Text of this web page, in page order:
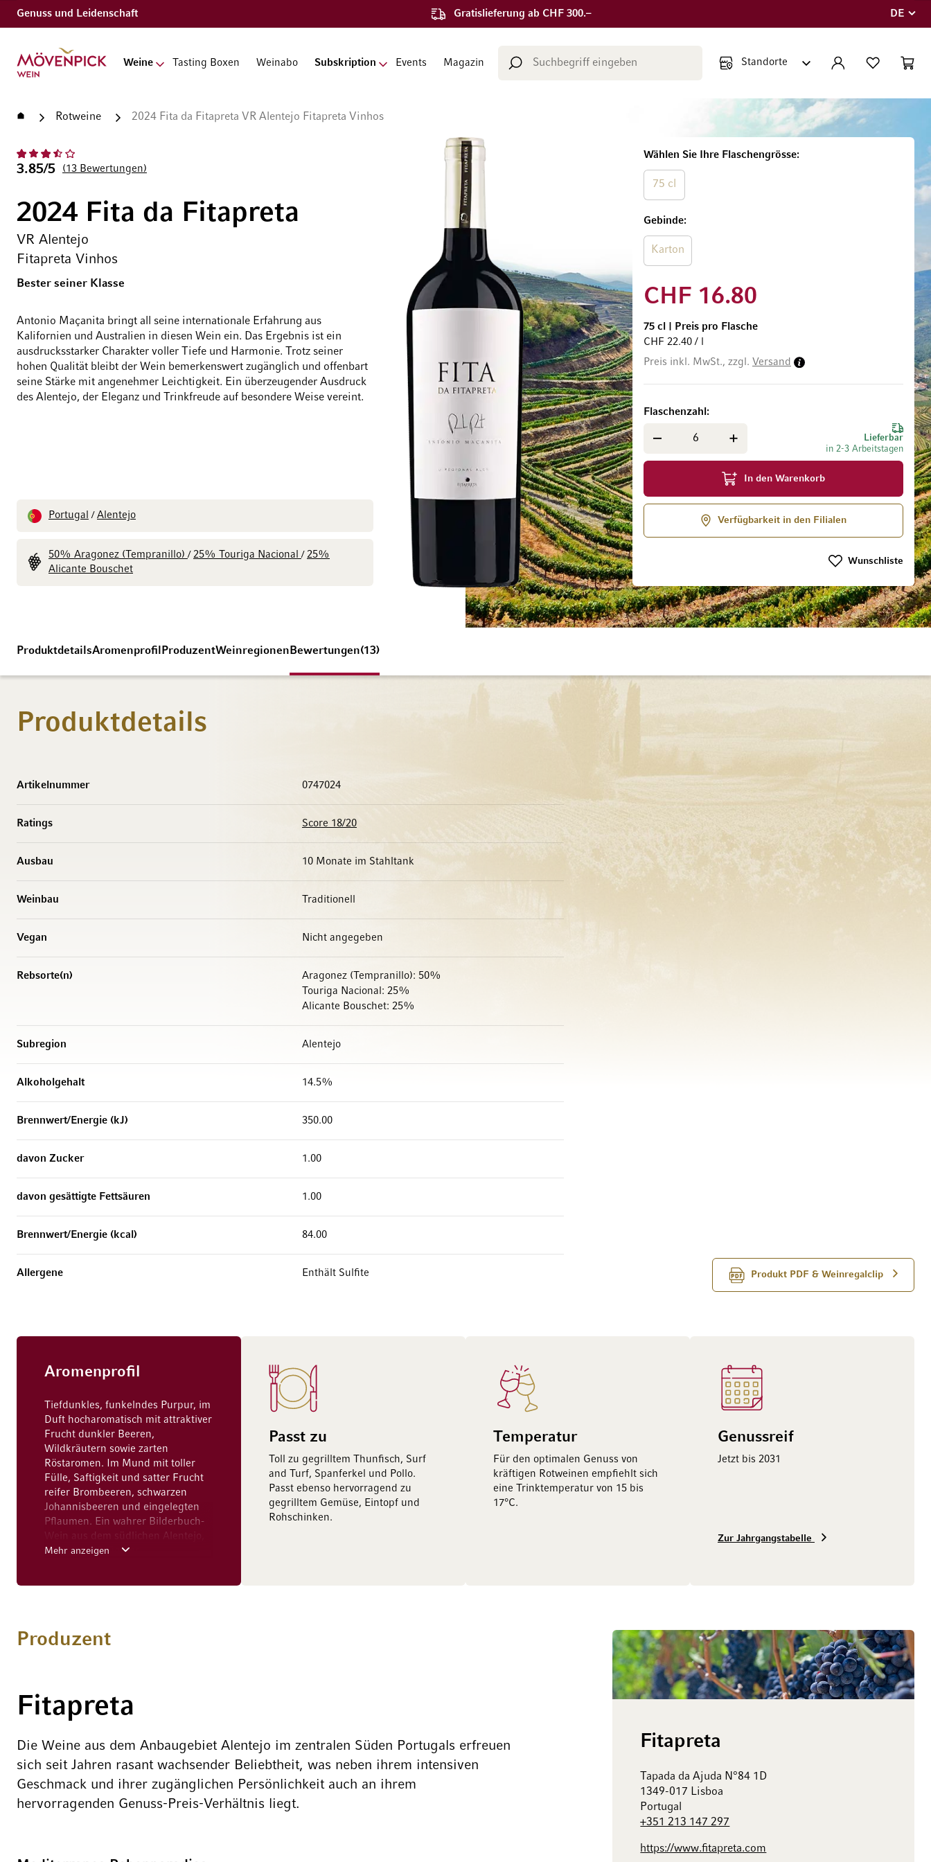
Genuss und Leidenschaft Gratislieferung ab CHF 300.–
Sprache
DE
Zur Startseite
Weine Tasting Boxen Weinabo Subskription Events Magazin
Suche KONTO WUNSCHLISTE
StartseiteRotweine 2024 Fita da Fitapreta VR Alentejo Fitapreta Vinhos
3.85/5 13 Bewertungen
2024 Fita da Fitapreta
VR Alentejo
Fitapreta Vinhos
Bester seiner Klasse
Antonio Maçanita bringt all seine internationale Erfahrung aus
Kalifornien und Australien in diesen Wein ein. Das Ergebnis ist ein
ausdrucksstarker Charakter voller Tiefe und Harmonie. Trotz seiner
hohen Qualität bleibt der Wein bemerkenswert zugänglich und offenbart
seine Stärke mit angenehmer Leichtigkeit. Ein überzeugender Ausdruck
des Alentejo, der Eleganz und Trinkfreude auf besondere Weise vereint.
Portugal / Alentejo
50% Aragonez (Tempranillo)/ 25% Touriga Nacional/ 25%
Alicante Bouschet
Wählen Sie Ihre Flaschengrösse
75 cl
Gebinde
Karton
CHF 16.80
75 cl
Preis pro Flasche
CHF 22.40 / l
Preis inkl. MwSt., zzgl. Versand
Lieferbar
in 2-3 Arbeitstagen
Flaschenzahl
In den Warenkorb
Verfügbarkeit in den Filialen
Wunschliste
Zum Ende der Bildgalerie springenZum Anfang der Bildgalerie springen
ProduktdetailsAromenprofil ProduzentWeinregionen Bewertungen 13
Produktdetails
Produkt PDF & Weinregalclip
Artikelnummer 0747024
Ratings Score 18/20
Ausbau 10 Monate im Stahltank
Weinbau Traditionell
Vegan Nicht angegeben
Rebsorte(n)
Aragonez (Tempranillo): 50%
Touriga Nacional: 25%
Alicante Bouschet: 25%
Subregion Alentejo
Alkoholgehalt 14.5%
Brennwert/Energie (kJ) 350.00
davon Zucker 1.00
davon gesättigte Fettsäuren 1.00
Brennwert/Energie (kcal) 84.00
Allergene Enthält Sulfite
Aromenprofil
Tiefdunkles, funkelndes Purpur, im
Duft hocharomatisch mit attraktiver
Frucht dunkler Beeren,
Wildkräutern sowie zarten
Röstaromen. Im Mund mit toller
Fülle, Saftigkeit und satter Frucht
reifer Brombeeren, schwarzen
Johannisbeeren und eingelegten
Pflaumen. Ein wahrer Bilderbuch-
Wein aus dem südlichen Alentejo,
der mit großzügiger,
eingebunden und äußerst moderat.
Mehr anzeigen
Passt zu
Toll zu gegrilltem Thunfisch, Surf
and Turf, Spanferkel und Pollo.
Passt ebenso hervorragend zu
gegrilltem Gemüse, Eintopf und
Rohschinken.
Temperatur
Für den optimalen Genuss von
kräftigen Rotweinen empfiehlt sich
eine Trinktemperatur von 15 bis
17°C.
Genussreif
Jetzt bis 2031
Zur Jahrgangstabelle
Fitapreta
Tapada da Ajuda N°84 1D
1349-017 Lisboa
Portugal
+351 213 147 297
https://www.fitapreta.com
Produzent
Fitapreta
Die Weine aus dem Anbaugebiet Alentejo im zentralen Süden Portugals erfreuen
sich seit Jahren rasant wachsender Beliebtheit, was neben ihrem intensiven
Geschmack und ihrer zugänglichen Persönlichkeit auch an ihrem
hervorragenden Genuss-Preis-Verhältnis liegt.